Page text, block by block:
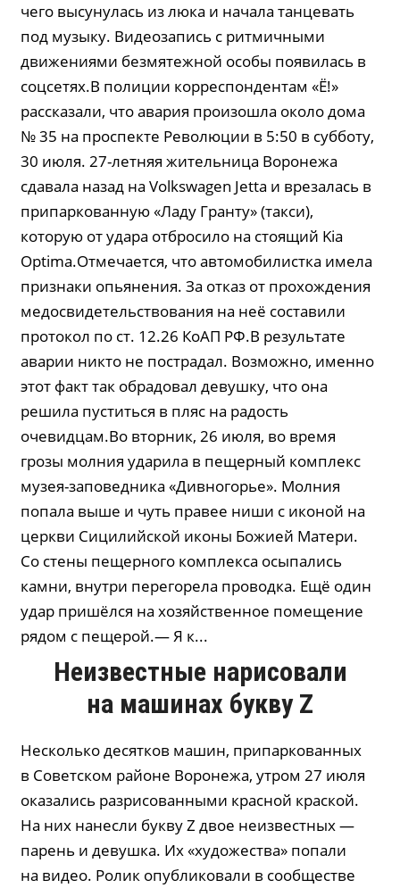
чего высунулась из люка и начала танцевать
под музыку. Видеозапись с ритмичными
движениями безмятежной особы появилась в
соцсетях.В полиции корреспондентам «Ё!»
рассказали, что авария произошла около дома
№ 35 на проспекте Революции в 5:50 в субботу,
30 июля. 27-летняя жительница Воронежа
сдавала назад на Volkswagen Jetta и врезалась в
припаркованную «Ладу Гранту» (такси),
которую от удара отбросило на стоящий Kia
Optima.Отмечается, что автомобилистка имела
признаки опьянения. За отказ от прохождения
медосвидетельствования на неё составили
протокол по ст. 12.26 КоАП РФ.В результате
аварии никто не пострадал. Возможно, именно
этот факт так обрадовал девушку, что она
решила пуститься в пляс на радость
очевидцам.Во вторник, 26 июля, во время
грозы молния ударила в пещерный комплекс
музея-заповедника «Дивногорье». Молния
попала выше и чуть правее ниши с иконой на
церкви Сицилийской иконы Божией Матери.
Со стены пещерного комплекса осыпались
камни, внутри перегорела проводка. Ещё один
удар пришёлся на хозяйственное помещение
рядом с пещерой.— Я к...
Неизвестные нарисовали
на машинах букву Z
Несколько десятков машин, припаркованных
в Советском районе Воронежа, утром 27 июля
оказались разрисованными красной краской.
На них нанесли букву Z двое неизвестных —
парень и девушка. Их «художества» попали
на видео. Ролик опубликовали в сообществе